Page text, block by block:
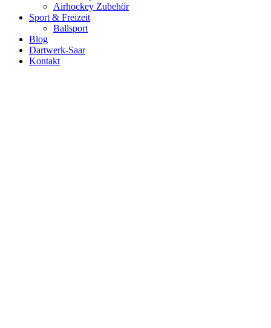
Airhockey Zubehör
Sport & Freizeit
Ballsport
Blog
Dartwerk-Saar
Kontakt